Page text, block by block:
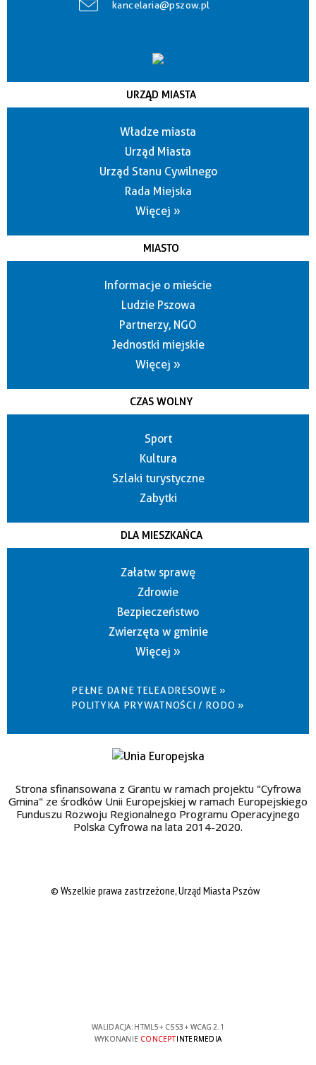
kancelaria@pszow.pl
URZĄD MIASTA
Władze miasta
Urząd Miasta
Urząd Stanu Cywilnego
Rada Miejska
Więcej »
MIASTO
Informacje o mieście
Ludzie Pszowa
Partnerzy, NGO
Jednostki miejskie
Więcej »
CZAS WOLNY
Sport
Kultura
Szlaki turystyczne
Zabytki
DLA MIESZKAŃCA
Załatw sprawę
Zdrowie
Bezpieczeństwo
Zwierzęta w gminie
Więcej »
PEŁNE DANE TELEADRESOWE »
POLITYKA PRYWATNOŚCI / RODO »
Strona sfinansowana z Grantu w ramach projektu "Cyfrowa
Gmina" ze środków Unii Europejskiej w ramach Europejskiego
Funduszu Rozwoju Regionalnego Programu Operacyjnego
Polska Cyfrowa na lata 2014-2020.
© Wszelkie prawa zastrzeżone, Urząd Miasta Pszów
WALIDACJA: HTML5+ CSS3 + WCAG 2.1
WYKONANIE CONCEPTINTERMEDIA